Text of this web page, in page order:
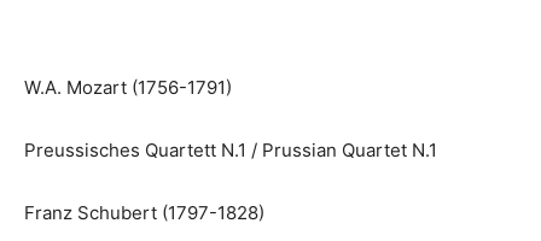
W.A. Mozart (1756-1791)
Preussisches Quartett N.1 / Prussian Quartet N.1
Franz Schubert (1797-1828)